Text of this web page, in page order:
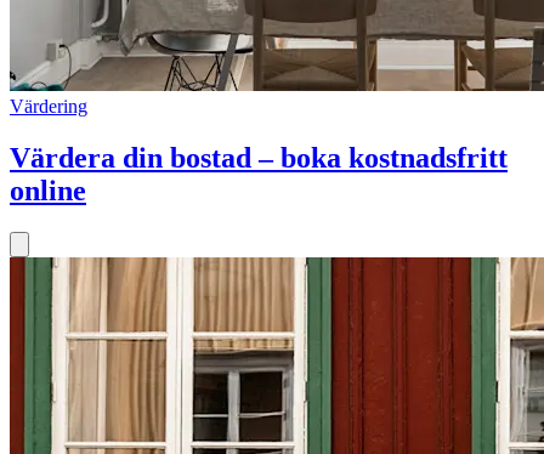
Värdering
Värdera din bostad – boka kostnadsfritt
online